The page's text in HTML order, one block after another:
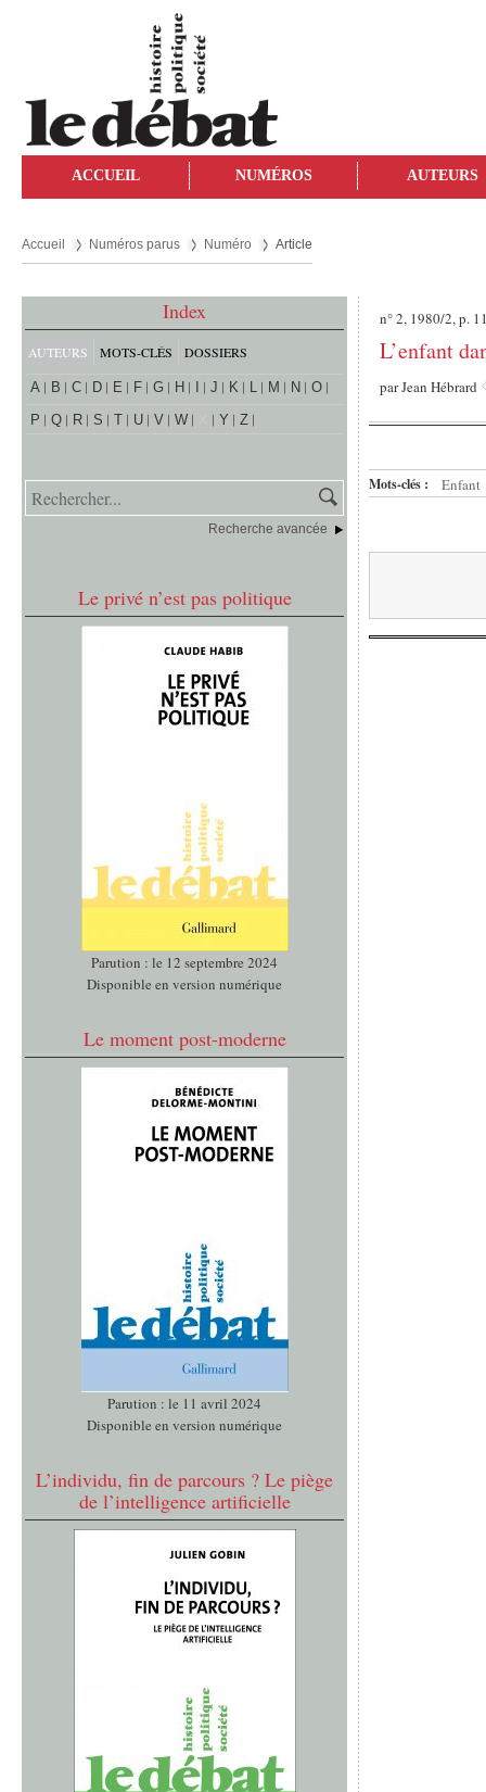
ACCUEIL NUMÉROS AUTEURS
Accueil Numéros parus Numéro Article
Index
AUTEURS MOTS-CLÉS DOSSIERS
A B C D E F G H J K L M N
O
P
Q R S T U V W Y Z
Recherche avancée
Le privé n’est pas politique
Parution : le 12 septembre 2024
Disponible en version numérique
Le moment post-moderne
Parution : le 11 avril 2024
Disponible en version numérique
L’individu, fin de parcours ? Le piège
de l’intelligence artificielle
n° 2, 1980/2, p.
L’enfant
parJean Hébrard
Mots-clés : Enfant